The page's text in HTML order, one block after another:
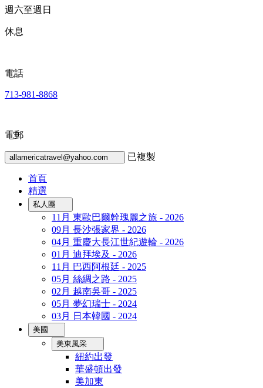
週六至週日
休息
電話
713-981-8868
電郵
allamericatravel@yahoo.com 已複製
首頁
精選
私人團
11月 東歐巴爾幹瑰麗之旅 - 2026
09月 長沙張家界 - 2026
04月 重慶大長江世紀遊輪 - 2026
01月 迪拜埃及 - 2026
11月 巴西阿根廷 - 2025
05月 絲綢之路 - 2025
02月 越南吳哥 - 2025
05月 夢幻瑞士 - 2024
03月 日本韓國 - 2024
美國
美東風采
紐約出發
華盛頓出發
美加東